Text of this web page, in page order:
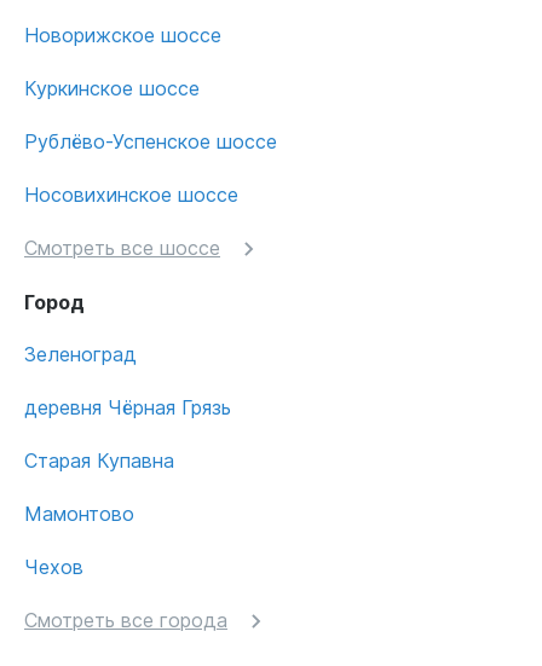
Новорижское шоссе
Куркинское шоссе
Рублёво-Успенское шоссе
Носовихинское шоссе
Смотреть все шоссе
Город
Зеленоград
деревня Чёрная Грязь
Старая Купавна
Мамонтово
Чехов
Смотреть все города